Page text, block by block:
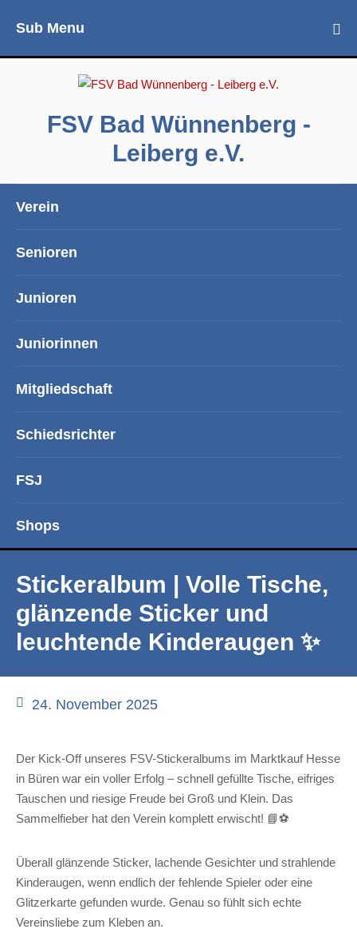
Sub Menu
FSV Bad Wünnenberg -
Leiberg e.V.
Verein
Senioren
Junioren
Juniorinnen
Mitgliedschaft
Schiedsrichter
FSJ
Shops
Stickeralbum | Volle Tische,
glänzende Sticker und
leuchtende Kinderaugen ✨
24. November 2025
Der Kick-Off unseres FSV-Stickeralbums im Marktkauf Hesse
in Büren war ein voller Erfolg – schnell gefüllte Tische, eifriges
Tauschen und riesige Freude bei Groß und Klein. Das
Sammelfieber hat den Verein komplett erwischt! 📘⚽
Überall glänzende Sticker, lachende Gesichter und strahlende
Kinderaugen, wenn endlich der fehlende Spieler oder eine
Glitzerkarte gefunden wurde. Genau so fühlt sich echte
Vereinsliebe zum Kleben an.